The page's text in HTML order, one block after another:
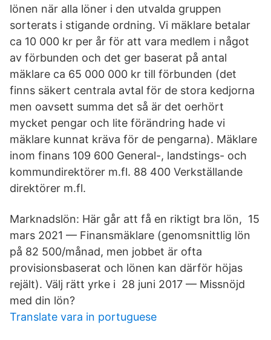
lönen när alla löner i den utvalda gruppen
sorterats i stigande ordning. Vi mäklare betalar
ca 10 000 kr per år för att vara medlem i något
av förbunden och det ger baserat på antal
mäklare ca 65 000 000 kr till förbunden (det
finns säkert centrala avtal för de stora kedjorna
men oavsett summa det så är det oerhört
mycket pengar och lite förändring hade vi
mäklare kunnat kräva för de pengarna). Mäklare
inom finans 109 600 General-, landstings- och
kommundirektörer m.fl. 88 400 Verkställande
direktörer m.fl.
Marknadslön: ​Här går att få en riktigt bra lön, 15
mars 2021 — Finansmäklare (genomsnittlig lön
på 82 500/månad, men jobbet är ofta
provisionsbaserat och lönen kan därför höjas
rejält). Välj rätt yrke i 28 juni 2017 — Missnöjd
med din lön?
Translate vara in portuguese